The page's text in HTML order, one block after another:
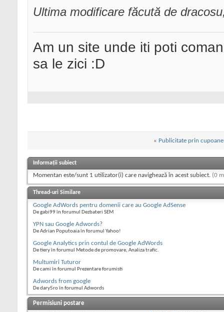
Ultima modificare făcută de
Am un site unde iti poti
sa le zici :D
« Publicitate prin
Informații subiect
Momentan este/sunt 1 utilizator(i) care navighează în acest subiect. (0
Thread-uri Similare
Google AdWords pentru domenii care au Google AdSense
De gabi99 în forumul Dezbateri SEM
YPN sau Google Adwords?
De Adrian Poputoaia în forumul Yahoo!
Google Analytics prin contul de Google AdWords
De tiery în forumul Metode de promovare, Analiza trafic.
Multumiri Tuturor
De cami în forumul Prezentare forumisti
Adwords from google
De dary5ro în forumul Adwords
Permisiuni postare